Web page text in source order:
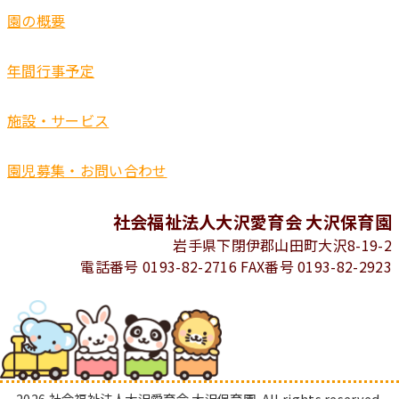
園の概要
年間行事予定
施設・サービス
園児募集・お問い合わせ
社会福祉法人大沢愛育会 大沢保育園
岩手県下閉伊郡山田町大沢8-19-2
電話番号 0193-82-2716 FAX番号 0193-82-2923